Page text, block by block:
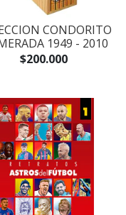
CONDORITO
1949 - 2010
$200.000